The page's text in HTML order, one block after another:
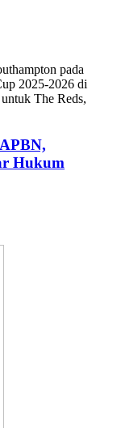
pada
2025-2026 di
The Reds,
Hukum